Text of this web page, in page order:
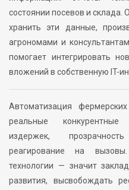
состоянии посевов и
хранить эти данные,
агрономами и
помогает интегрировать
вложений в собственную IT-
Автоматизация
реальные конкурентные
издержек,
реагирование на
технологии — значит
развития, высвобождать